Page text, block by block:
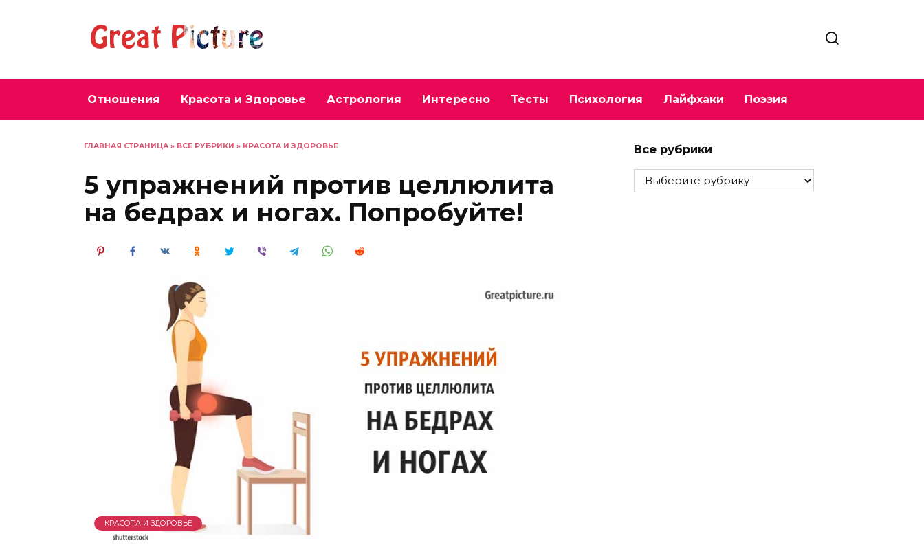
Отношения Красота и Здоровье Астрология Интересно Тесты Психология Лайфхаки Поэзия
ГЛАВНАЯ СТРАНИЦА » ВСЕ РУБРИКИ » КРАСОТА И ЗДОРОВЬЕ
5 упражнений против целлюлита
на бедрах и ногах. Попробуйте!
КРАСОТА И ЗДОРОВЬЕ
Все рубрики
Все
рубрики